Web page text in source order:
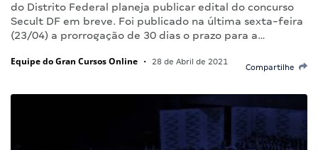
do Distrito Federal planeja publicar edital do concurso
Secult DF em breve. Foi publicado na última sexta-feira
(23/04) a prorrogação de 30 dias o prazo para a…
Equipe do Gran Cursos Online • 28 de Abril de 2021
Compartilhe